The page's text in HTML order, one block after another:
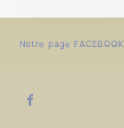
Notre page FACEBOOK